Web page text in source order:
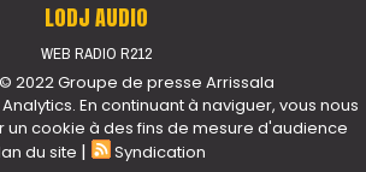
LODJ AUDIO
WEB RADIO R212
2022 Groupe de presse Arrissala
En continuant à naviguer, vous nous
cookie à des fins de mesure d'audience
du site | Syndication